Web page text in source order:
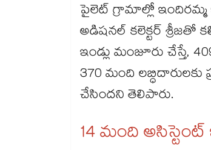
పైలెట్ గ్రామాల్లో ఇందిరమ్మ
అడిషనల్​ కలెక్టర్​ శ్రీజతో
ఇండ్లు మంజూరు చేస్తే,
370 మంది
చేసిందని తెలిపారు.
14 మంది